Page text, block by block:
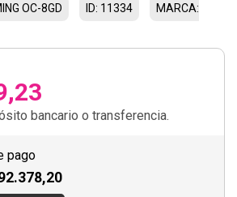
OC-8GD ID: 11334
MARCA:
bancario o transferencia.
pago